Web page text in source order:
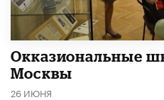
​Окказиональные
Москвы
26 ИЮНЯ